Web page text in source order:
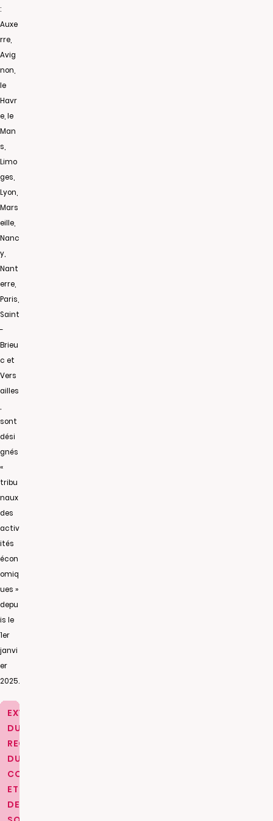
:
Auxe
rre,
Avig
non,
le
Havr
e, le
Man
s,
Limo
ges,
Lyon,
Mars
eille,
Nanc
y,
Nant
erre,
Paris,
Saint
-
Brieu
c et
Vers
ailles
sont
dési
gnés
«
tribu
naux
des
activ
ités
écon
omiq
ues »
depu
is le
1er
janvi
er
2025.
EXTRAIT
DU
REGISTRE
DU
COMMERCE
ET
DES